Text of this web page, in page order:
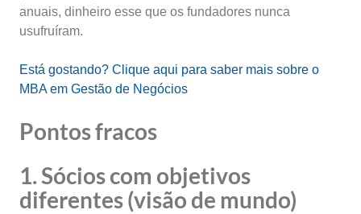
anuais, dinheiro esse que os fundadores nunca
usufruíram.
Está gostando? Clique aqui para saber mais sobre o
MBA em Gestão de Negócios
Pontos fracos
1. Sócios com objetivos
diferentes (visão de mundo)